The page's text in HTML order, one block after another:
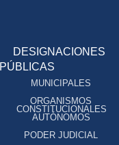
DESIGNACIONES
PÚBLICAS
MUNICIPALES
ORGANISMOS
CONSTITUCIONALES
AUTÓNOMOS
PODER JUDICIAL